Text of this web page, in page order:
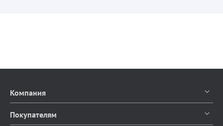
Компания
О компании
Покупателям